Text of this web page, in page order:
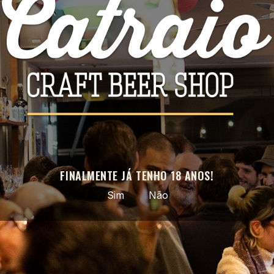
Facebook
Instagram
APROVEITE AS NOSSAS ÚLTIMAS NOVIDADES E OFERTAS
ESPECIAIS
Pode cancelar a subscrição a qualquer momento. Para tal, consulte a
nossa informação de contacto na declaração legal.
Cerveja artesanal selecionada · do nacional ao mundo ·
entregas em todo o país
PRODUTOS 
FINALMENTE JÁ TENHO 18 ANOS!
Sim Não